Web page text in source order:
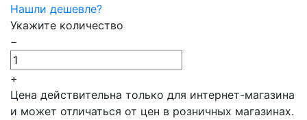
Нашли дешевле?
Укажите количество
−
+
Цена действительна только для интернет-магазина
и может отличаться от цен в розничных магазинах.